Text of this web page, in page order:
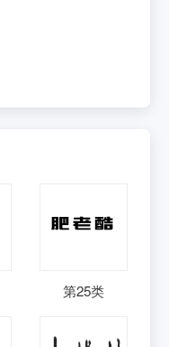
第25类